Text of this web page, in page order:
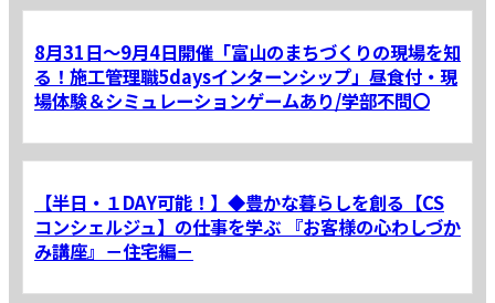
8月31日～9月4日開催「富山のまちづくりの現場を知
る！施工管理職5daysインターンシップ」昼食付・現
場体験＆シミュレーションゲームあり/学部不問〇
【半日・１DAY可能！】◆豊かな暮らしを創る【CS
コンシェルジュ】の仕事を学ぶ 『お客様の心わしづか
み講座』－住宅編－